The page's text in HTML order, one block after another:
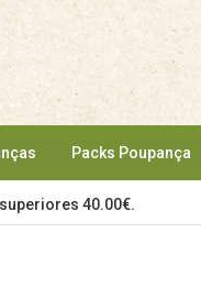
Packs Poupança
40.00€.